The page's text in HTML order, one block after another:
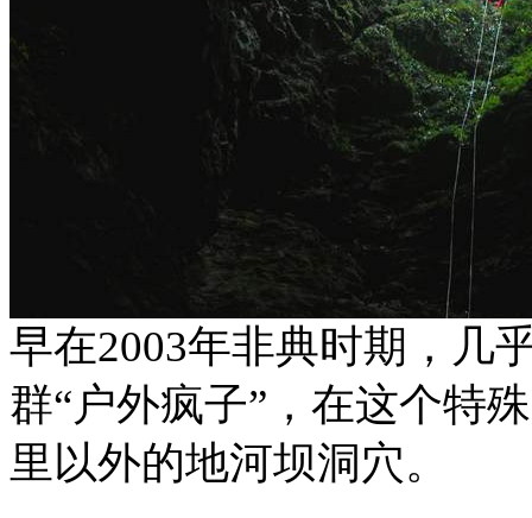
早在2003年非典时期，几
群“户外疯子”，在这个特
里以外的地河坝洞穴。